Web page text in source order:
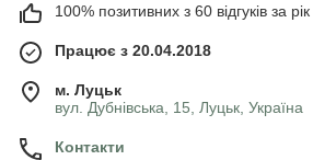
100% позитивних з 60 відгуків за рік
Працює з 20.04.2018
м. Луцьк
вул. Дубнівська, 15, Луцьк, Україна
Контакти